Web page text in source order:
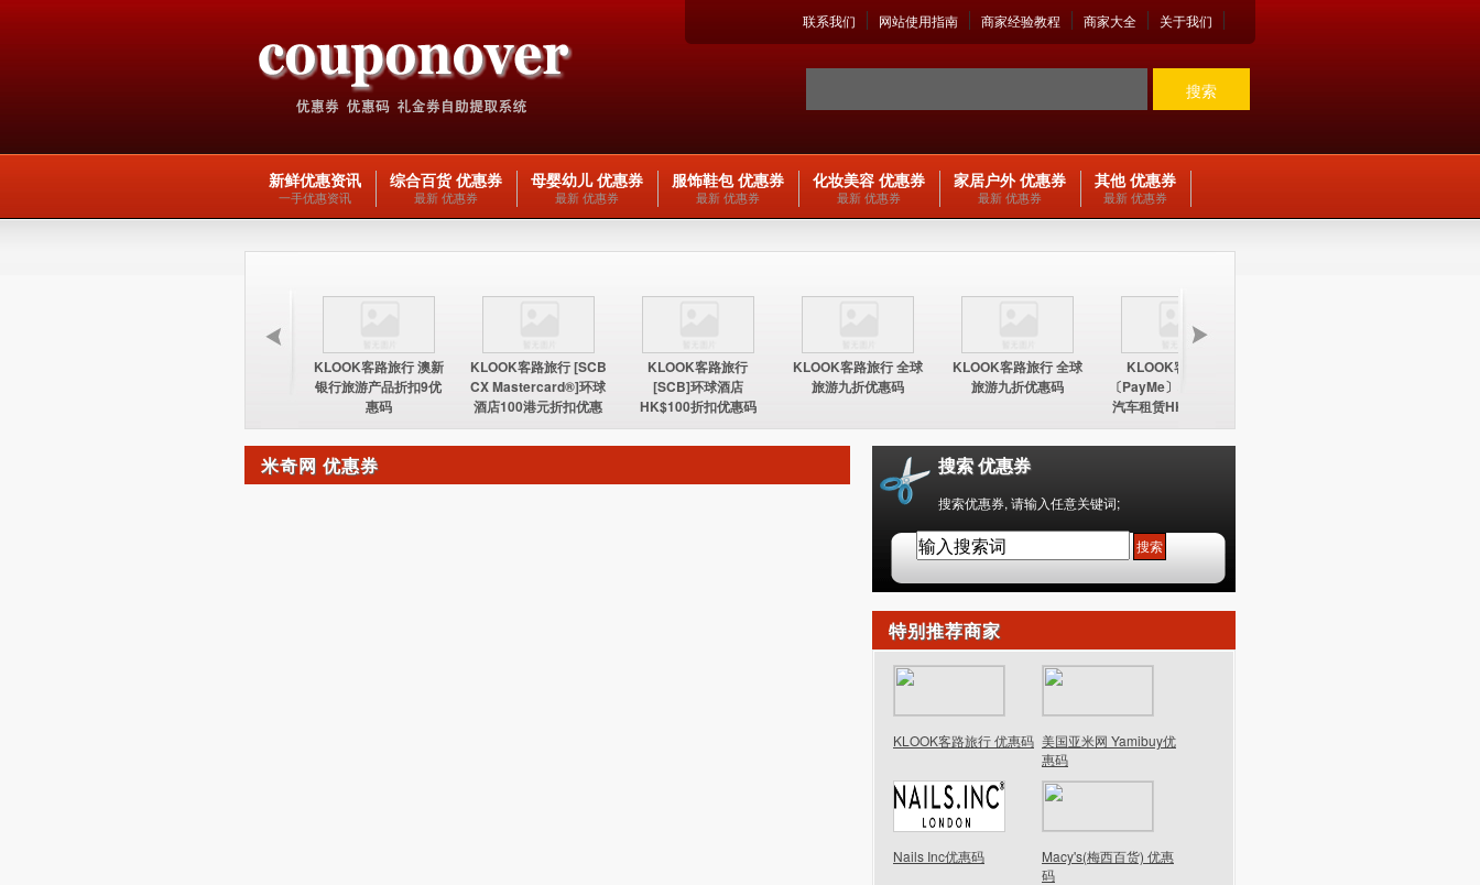
关于我们
商家大全
商家经验教程
网站使用指南
联系我们
搜索
新鲜优惠资讯
一手优惠资讯
综合百货 优惠券
最新 优惠券
母婴幼儿 优惠券
最新 优惠券
服饰鞋包 优惠券
最新 优惠券
化妆美容 优惠券
最新 优惠券
家居户外 优惠券
最新 优惠券
其他 优惠券
最新 优惠券
KLOOK客路旅行 澳新
银行旅游产品折扣9优
惠码
KLOOK客路旅行 [SCB
CX Mastercard®]环球
酒店100港元折扣优惠
码
KLOOK客路旅行
[SCB]环球酒店
HK$100折扣优惠码
KLOOK客路旅行 全球
旅游九折优惠码
KLOOK客路旅行 全球
旅游九折优惠码
KLOOK客路旅行
〔PayMe〕环球酒店及
汽车租赁HK$100折扣
优惠码
米奇网 优惠券 搜索 优惠券
搜索优惠券, 请输入任意关键词;
特别推荐商家
KLOOK客路旅行 优惠码 美国亚米网 Yamibuy优
惠码
Nails Inc优惠码
Macy's(梅西百货) 优惠
码